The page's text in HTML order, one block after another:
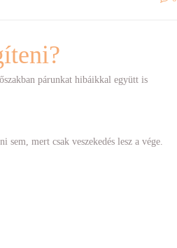
párunkat hibáikkal együtt is
mert csak veszekedés lesz a vége.